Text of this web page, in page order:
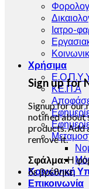
Ιατρο-
Χρήσιμα
ΚΕ.Π.Α
Κοινωνική
Επικοινωνία
Sign up for
Signup for our
notified about
products. Add
remove it.
Σφάλμα:Η
δε βρέθηκε.